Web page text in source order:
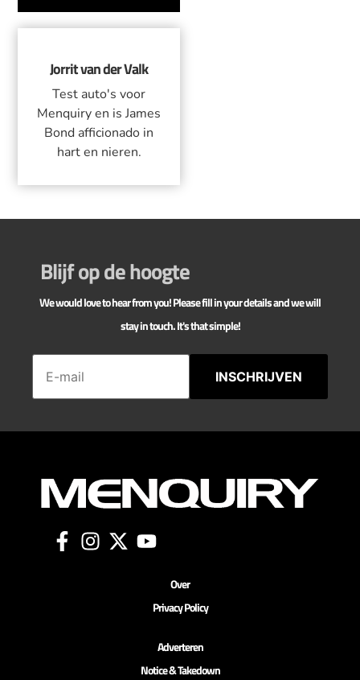
Jorrit van der Valk
Test auto's voor
Menquiry en is James
Bond afficionado in
hart en nieren.
Blijf op de hoogte
We would love to hear from you! Please fill in your details and we will
stay in touch. It's that simple!
INSCHRIJVEN
Over
Privacy Policy
Adverteren
Notice & Takedown